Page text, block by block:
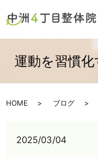
運動を習慣
HOME ブログ
2025/03/04